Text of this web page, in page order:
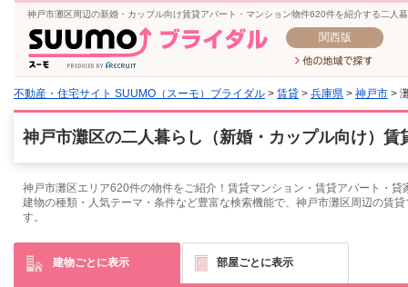
神戸市灘区周辺の新婚・カップル向け賃貸アパート・マンション物件620件を紹介する二人
関西版
不動産・住宅サイト SUUMO（スーモ）ブライダル > 賃貸 > 兵庫県 > 神戸市 >
神戸市灘区の二人暮らし（新婚・カップル向け）賃
神戸市灘区エリア620件の物件をご紹介！賃貸マンション・賃貸アパート・
建物の種類・人気テーマ・条件など豊富な検索機能で、神戸市灘区周辺の賃
す。
建物ごとに表示 部屋ごとに表示